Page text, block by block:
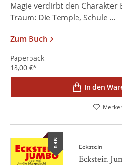
Magie verdirbt den Charakter
Traum: Die Temple, Schule ...
Zum Buch
Paperback
18,00 €*
In den
NEU Eckstein
Eckstein